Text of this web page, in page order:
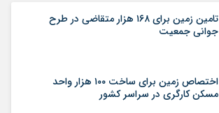
تامین زمین برای ۱۶۸ هزار متقاضی در طرح
جوانی جمعیت
اختصاص زمین برای ساخت ۱۰۰ هزار واحد
مسکن کارگری در سراسر کشور